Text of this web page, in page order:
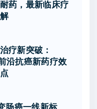
药，最新临床疗
疗新突破：
沿抗癌新药疗效
肠癌一线新标